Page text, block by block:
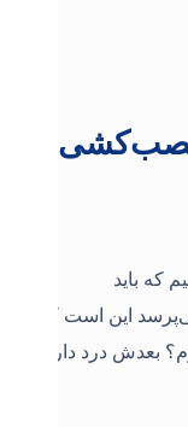
عصب‌کشی
که باید
این است که:
بعدش درد دارم؟